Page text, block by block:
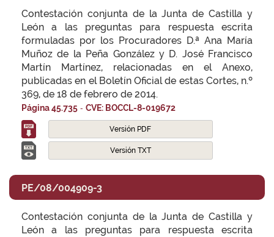
Contestación conjunta de la Junta de Castilla y
León a las preguntas para respuesta escrita
formuladas por los Procuradores D.ª Ana María
Muñoz de la Peña González y D. José Francisco
Martín Martínez, relacionadas en el Anexo,
publicadas en el Boletín Oficial de estas Cortes, n.º
369, de 18 de febrero de 2014.
Página 45.735 - CVE: BOCCL-8-019672
Versión PDF
Versión TXT
PE/08/004909-3
Contestación conjunta de la Junta de Castilla y
León a las preguntas para respuesta escrita